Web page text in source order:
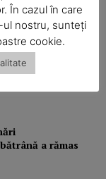
bloc din
a rămas
În cazul în care
ul nostru, sunteți
cookie.